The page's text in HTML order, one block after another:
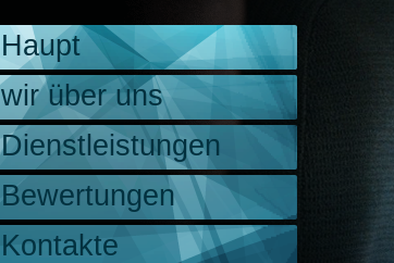
Haupt
wir über uns
Dienstleistungen
Bewertungen
Kontakte